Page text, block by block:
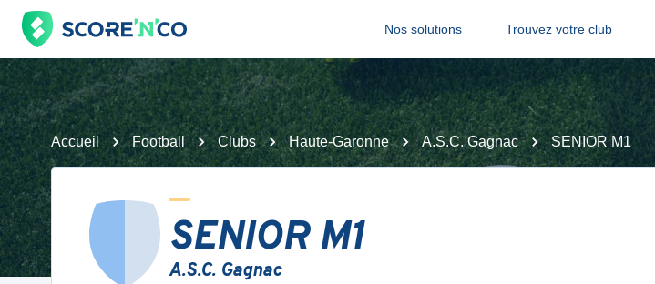
Nos solutions Trouvez votre club
Accueil Football Clubs Haute-Garonne A.S.C. Gagnac SENIOR M1
SENIOR M1
A.S.C. Gagnac